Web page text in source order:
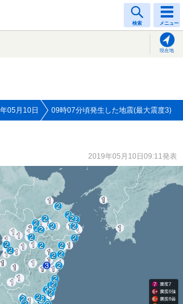
検索 メニュー
現在地
05月10日 09時07分頃発生した地震(最大震度3)
2019年05月10日09:11発表